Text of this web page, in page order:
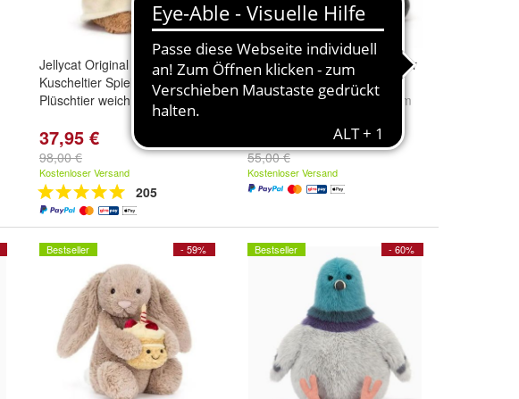
Jellycat Original Bär 25cm
Kuscheltier Spielzeug
Plüschtier weich Geschenk
37,95 €
98,00 €
Kostenloser Versand
205
Jellycat Albee Bee Kuscheltier
Biene Hummel Plueschtier
Größe:16cm x 11cm x 12cm
55,00 €
Kostenloser Versand
- 59%
Bestseller - 60%
Bestseller